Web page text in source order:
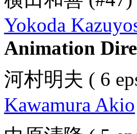
Yokoda
Animation
河村明夫 ( 6
Kawamura Akio